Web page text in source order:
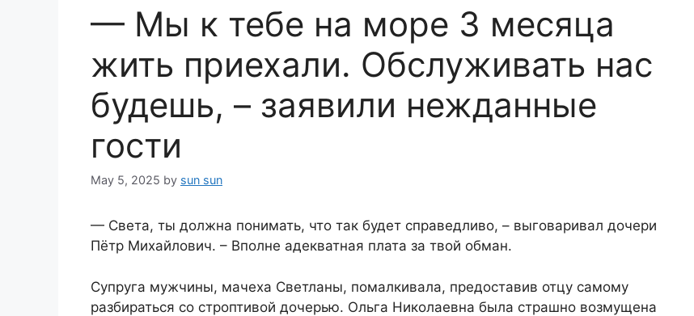
— Мы к тебе на море 3 месяца
жить приехали. Обслуживать нас
будешь, – заявили нежданные
гости
May 5, 2025 by sun sun
— Света, ты должна понимать, что так будет справедливо, – выговаривал дочери
Пётр Михайлович. – Вполне адекватная плата за твой обман.
Супруга мужчины, мачеха Светланы, помалкивала, предоставив отцу самому
разбираться со строптивой дочерью. Ольга Николаевна была страшно возмущена